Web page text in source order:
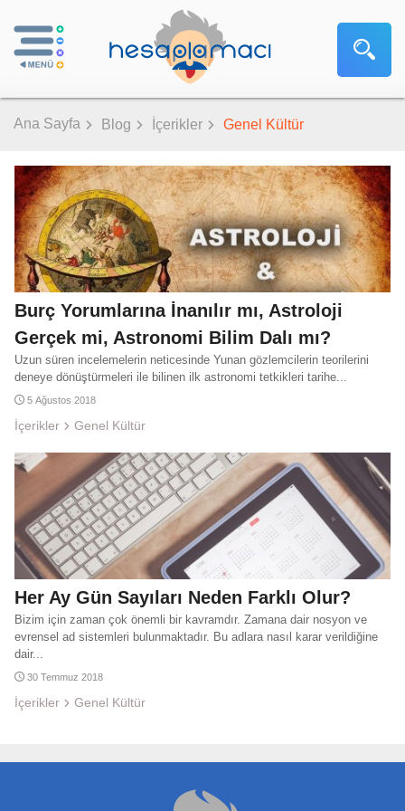
Ana Sayfa Blog İçerikler Genel Kültür
Burç Yorumlarına İnanılır mı, Astroloji
Gerçek mi, Astronomi Bilim Dalı mı?
Uzun süren incelemelerin neticesinde Yunan gözlemcilerin teorilerini
deneye dönüştürmeleri ile bilinen ilk astronomi tetkikleri tarihe...
5 Ağustos 2018
İçerikler Genel Kültür
Her Ay Gün Sayıları Neden Farklı Olur?
Bizim için zaman çok önemli bir kavramdır. Zamana dair nosyon ve
evrensel ad sistemleri bulunmaktadır. Bu adlara nasıl karar verildiğine
dair...
30 Temmuz 2018
İçerikler Genel Kültür